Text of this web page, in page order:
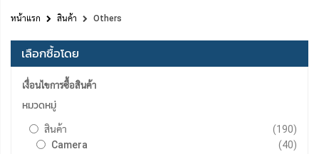
หน้าแรก สินค้า Others
เลือกซื้อโดย
เงื่อนไขการซื้อสินค้า
หมวดหมู่
สินค้า 190รายก
Camera
40รายก